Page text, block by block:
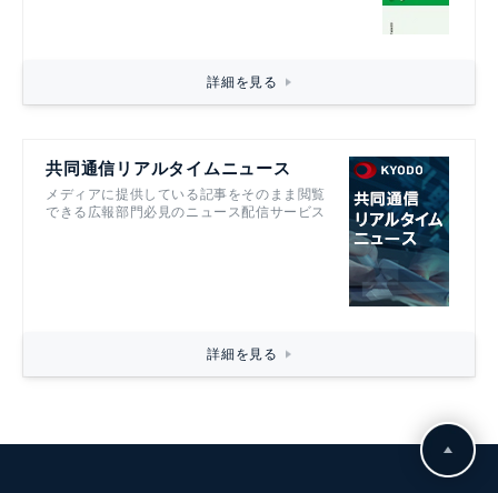
詳細を見る
共同通信リアルタイムニュース
メディアに提供している記事をそのまま閲覧
できる広報部門必見のニュース配信サービス
詳細を見る